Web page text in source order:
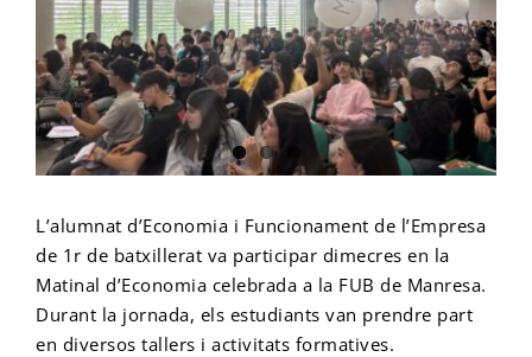
Instal·lacions
Suggeriments, queixes i agraïments
Cuina i Gastronomia + Forneria, Pastisseria i
Confiteria
Instal·lacions Elèctriques i Automàtiques +
Manteniment Electromecànic
Administració i Finances
PFI
Auxiliar d’activitats d’oficina i en serveis
administratius generals.
Itineraris formatius específics (IFE)
d’àpats
Esquí Alpí
Biblioteca
Llibres i Material
Programa de Qualitat i Millora Contínua
Comissions
Recursos
Canals de comunicació
Preinscripció ESO
Preinscripció Batxillerat i Batxibac
Preinscripció Cicles Formatius de Grau Superior
Matrícula
Matrícula ESO
Matrícula Cicles Formatius de Grau Mitjà
Tràmits
Transparència
L’alumnat d’Economia i Funcionament de l’Empresa
de 1r de batxillerat va participar dimecres en la
Matinal d’Economia celebrada a la FUB de Manresa.
Durant la jornada, els estudiants van prendre part
en diversos tallers i activitats formatives.